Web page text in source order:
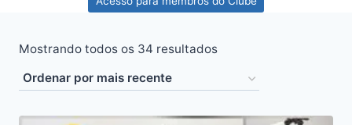
Mostrando todos os 34 resultadosClassificado
mais
recente